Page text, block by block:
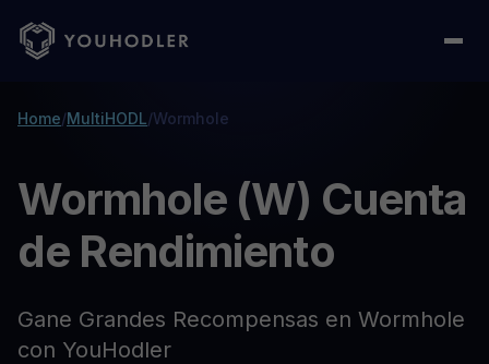
Home/MultiHODL/Wormhole
Wormhole (W) Cuenta
de Rendimiento
Gane Grandes Recompensas en Wormhole
con YouHodler